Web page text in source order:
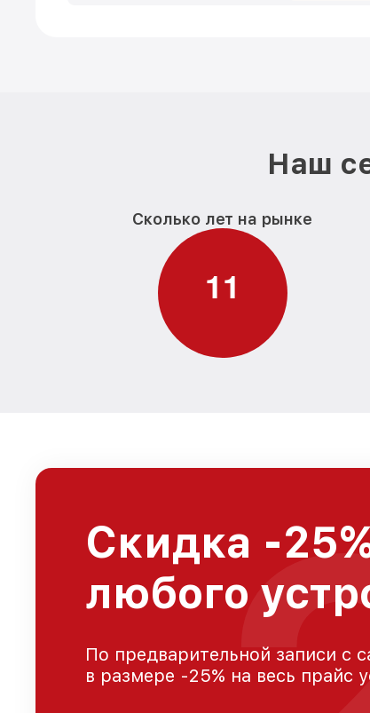
Наш
Сколько лет на рынке
11
Скидка -
любого
По предварительной записи с
в размере -25% на весь прайс